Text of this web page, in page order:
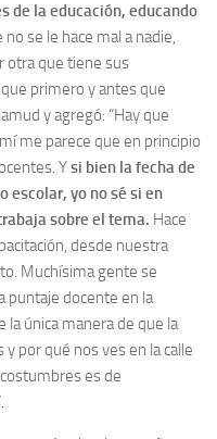
de la educación, educando
se le hace mal a nadie,
otra que tiene sus
primero y antes que
y agregó: “Hay que
me parece que en principio
Ysi bien la fecha de
escolar, yo no sé si en
sobre el tema. Hace
desde nuestra
Muchísima gente se
puntaje docente en la
la única manera de que la
por qué nos ves en la calle
es de